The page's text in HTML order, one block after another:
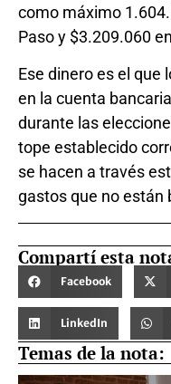
como máximo
Paso y $3.209.060
Ese dinero es el que
en la cuenta
durante las
tope establecido
se hacen a través
gastos que no están
Compartí esta
Facebook
LinkedIn
Temas de la nota: